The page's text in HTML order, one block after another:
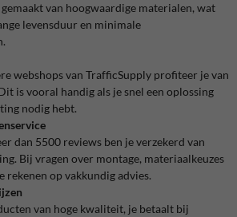
van hoogwaardige materialen, wat
levensduur en minimale
webshops van TrafficSupply profiteer je van
is vooral handig als je snel een oplossing
nodig hebt.
dan 5500 reviews ben je verzekerd van
Bij vragen over montage, materiaalkeuzes
rekenen op vakkundig advies.
van hoge kwaliteit, je betaalt bij